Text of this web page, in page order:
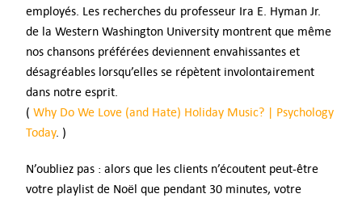
employés. Les recherches du professeur Ira E. Hyman Jr.
de la Western Washington University montrent que même
nos chansons préférées deviennent envahissantes et
désagréables lorsqu’elles se répètent involontairement
dans notre esprit.
( Why Do We Love (and Hate) Holiday Music? | Psychology
Today. )
N’oubliez pas : alors que les clients n’écoutent peut-être
votre playlist de Noël que pendant 30 minutes, votre